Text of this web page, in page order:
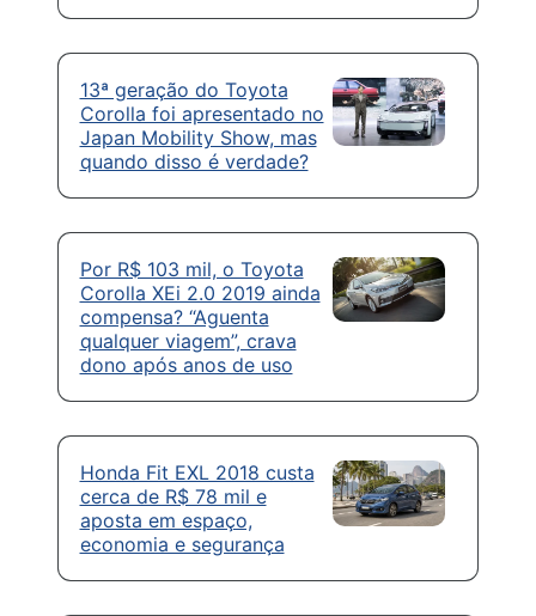
13ª geração do Toyota
Corolla foi apresentado no
Japan Mobility Show, mas
quando disso é verdade?
Por R$ 103 mil, o Toyota
Corolla XEi 2.0 2019 ainda
compensa? “Aguenta
qualquer viagem”, crava
dono após anos de uso
Honda Fit EXL 2018 custa
cerca de R$ 78 mil e
aposta em espaço,
economia e segurança